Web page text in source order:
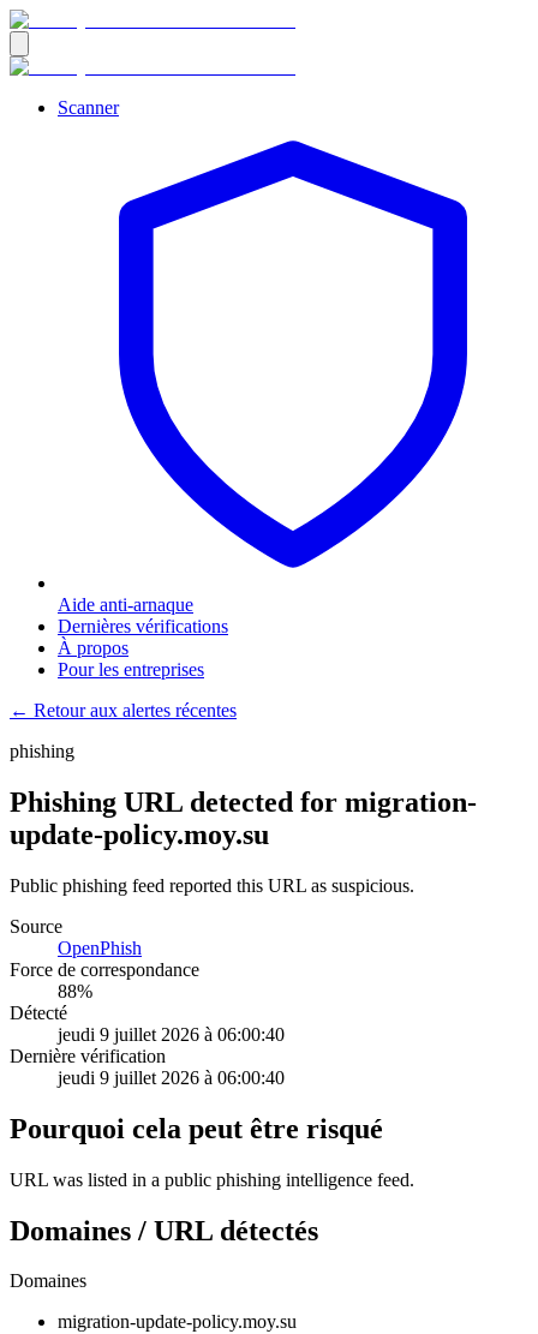
Scanner
Aide anti-arnaque
Dernières vérifications
À propos
Pour les entreprises
← Retour aux alertes récentes
phishing
Phishing URL detected for migration-
update-policy.moy.su
Public phishing feed reported this URL as suspicious.
Source
OpenPhish
Force de correspondance
88%
Détecté
jeudi 9 juillet 2026 à 06:00:40
Dernière vérification
jeudi 9 juillet 2026 à 06:00:40
Pourquoi cela peut être risqué
URL was listed in a public phishing intelligence feed.
Domaines / URL détectés
Domaines
migration-update-policy.moy.su